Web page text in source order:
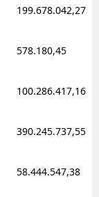
199.678.042,27
578.180,45
100.286.417,16
390.245.737,55
58.444.547,38